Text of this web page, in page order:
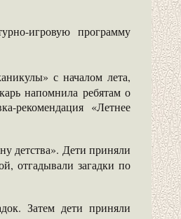
игровую программу
с началом лета,
напомнила ребятам о
рекомендация «Летнее
детства». Дети приняли
отгадывали загадки по
Затем дети приняли